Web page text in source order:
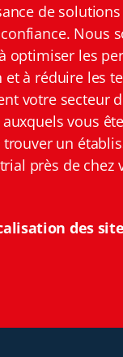
de
Nous
optimiser les
à réduire les
votre secteur
vous
un
près de chez
des